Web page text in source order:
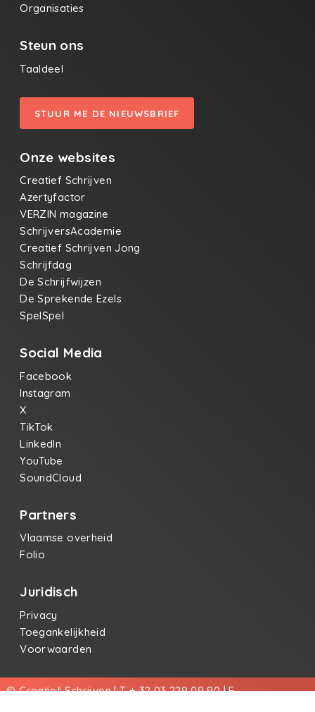
Organisaties
Steun ons
Taaldeel
STUUR ME DE NIEUWSBRIEF
Onze websites
Creatief Schrijven
Azertyfactor
VERZIN magazine
SchrijversAcademie
Creatief Schrijven Jong
Schrijfdag
De Schrijfwijzen
De Sprekende Ezels
SpelSpel
Social Media
Facebook
Instagram
X
TikTok
LinkedIn
YouTube
SoundCloud
Partners
Vlaamse overheid
Folio
Juridisch
Privacy
Toegankelijkheid
Voorwaarden
© Creatief Schrijven | T + 32 03 229 09 90 | E